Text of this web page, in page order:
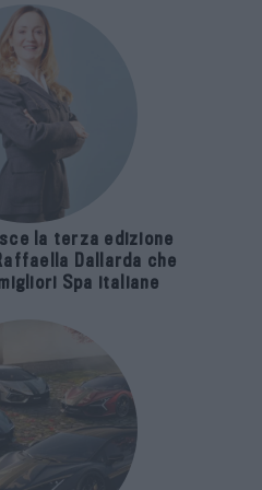
la terza edizione
Dallarda che
Spa italiane